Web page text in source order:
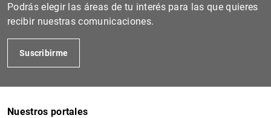
Podrás elegir las áreas de tu interés para las que quieres
recibir nuestras comunicaciones.
Suscribirme
Nuestros portales